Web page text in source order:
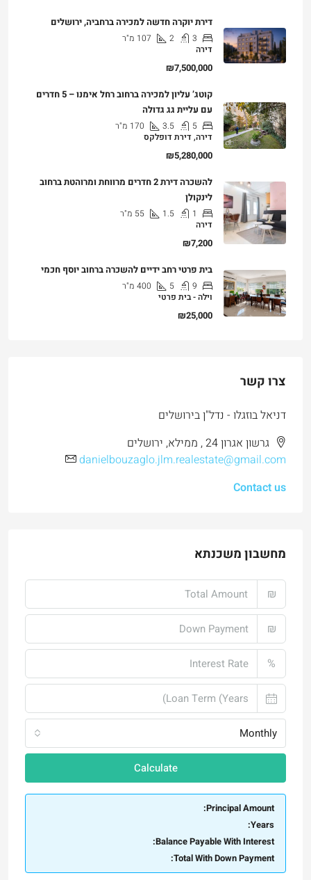
דירת יוקרה חדשה למכירה ברחביה, ירושלים
3
2
107 מ"ר
דירה
₪7,500,000
קוטג’ עליון למכירה ברחוב רחל אימנו – 5 חדרים
עם עליית גג גדולה
5
3.5
170 מ"ר
דירה, דירת דופלקס
₪5,280,000
להשכרה דירת 2 חדרים מרווחת ומרוהטת ברחוב
לינקולן
1
1.5
55 מ"ר
דירה
₪7,200
בית פרטי רחב ידיים להשכרה ברחוב יוסף חכמי
9
5
400 מ"ר
וילה - בית פרטי
₪25,000
צרו קשר
דניאל בוזגלו - נדל"ן בירושלים
גרשון אגרון 24 , ממילא, ירושלים
danielbouzaglo.jlm.realestate@gmail.com
Contact us
מחשבון משכנתא
₪
₪
%
Monthly
Calculate
Principal Amount:
Years:
Balance Payable With Interest:
Total With Down Payment: